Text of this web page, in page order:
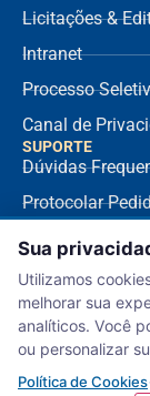
Licitações &
Intranet
Processo
Canal de
SUPORTE
Dúvidas
Protocolar
Envio de NF
Ouvidoria
Aviso de
Termo de Uso
Política de
Sua
Utilizamos
melhorar sua
analíticos. Você
ou personalizar
Política de Cookies·